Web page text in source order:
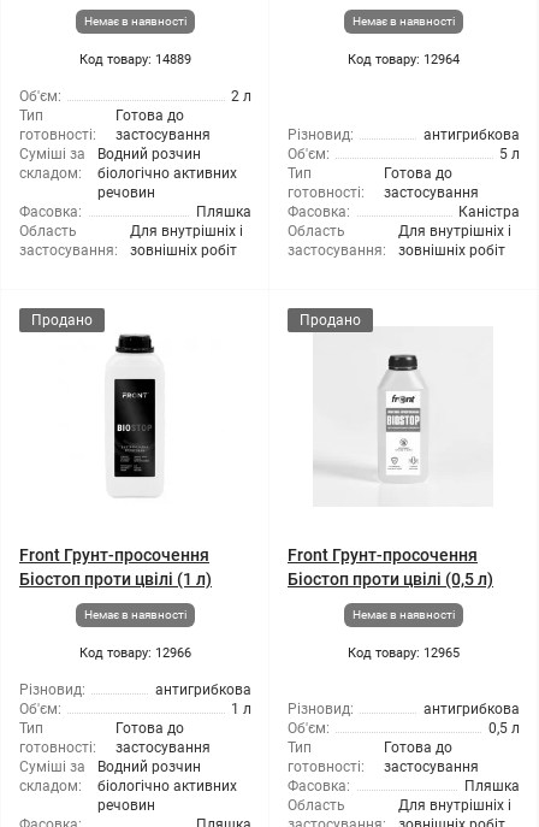
Немає в наявності
Код товару: 14889
Об'єм:
2 л
Тип
готовності:
Готова до
застосування
Суміші за
складом:
Водний розчин
біологічно активних
речовин
Фасовка:
Пляшка
Область
застосування:
Для внутрішніх і
зовнішніх робіт
Немає в наявності
Код товару: 12964
Різновид:
антигрибкова
Об'єм:
5 л
Тип
готовності:
Готова до
застосування
Фасовка:
Каністра
Область
застосування:
Для внутрішніх і
зовнішніх робіт
Продано
Front Грунт-просочення
Біостоп проти цвілі (1 л)
Немає в наявності
Код товару: 12966
Різновид:
антигрибкова
Об'єм:
1 л
Тип
готовності:
Готова до
застосування
Суміші за
складом:
Водний розчин
біологічно активних
речовин
Продано
Front Грунт-просочення
Біостоп проти цвілі (0,5 л)
Немає в наявності
Код товару: 12965
Різновид:
антигрибкова
Об'єм:
0,5 л
Тип
готовності:
Готова до
застосування
Фасовка:
Пляшка
Область
Для внутрішніх і